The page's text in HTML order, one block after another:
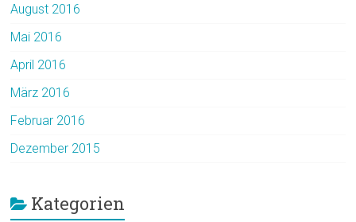
August 2016
Mai 2016
April 2016
März 2016
Februar 2016
Dezember 2015
Kategorien